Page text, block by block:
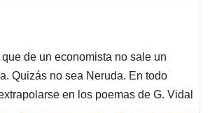
de un economista no sale un
Quizás no sea Neruda. En todo
en los poemas de G. Vidal